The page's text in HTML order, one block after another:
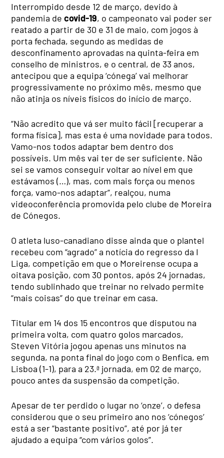
Interrompido desde 12 de março, devido à
pandemia decovid-19, o campeonato vai poder ser
reatado a partir de 30 e 31 de maio, com jogos à
porta fechada, segundo as medidas de
desconfinamento aprovadas na quinta-feira em
conselho de ministros, e o central, de 33 anos,
antecipou que a equipa ‘cónega’ vai melhorar
progressivamente no próximo mês, mesmo que
não atinja os níveis físicos do início de março.
“Não acredito que vá ser muito fácil [recuperar a
forma física], mas esta é uma novidade para todos.
Vamo-nos todos adaptar bem dentro dos
possíveis. Um mês vai ter de ser suficiente. Não
sei se vamos conseguir voltar ao nível em que
estávamos (…), mas, com mais força ou menos
força, vamo-nos adaptar”, realçou, numa
videoconferência promovida pelo clube de Moreira
de Cónegos.
O atleta luso-canadiano disse ainda que o plantel
recebeu com “agrado” a notícia do regresso da I
Liga, competição em que o Moreirense ocupa a
oitava posição, com 30 pontos, após 24 jornadas,
tendo sublinhado que treinar no relvado permite
“mais coisas” do que treinar em casa.
Titular em 14 dos 15 encontros que disputou na
primeira volta, com quatro golos marcados,
Steven Vitória jogou apenas uns minutos na
segunda, na ponta final do jogo com o Benfica, em
Lisboa (1-1), para a 23.ª jornada, em 02 de março,
pouco antes da suspensão da competição.
Apesar de ter perdido o lugar no ‘onze’, o defesa
considerou que o seu primeiro ano nos ‘cónegos’
está a ser “bastante positivo”, até por já ter
ajudado a equipa “com vários golos”.